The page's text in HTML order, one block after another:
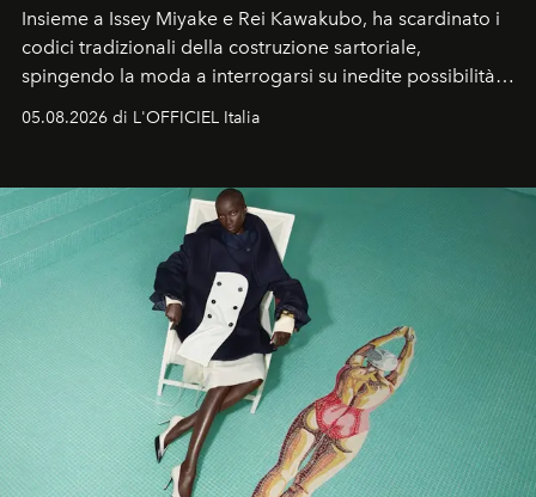
Insieme a Issey Miyake e Rei Kawakubo, ha scardinato i
codici tradizionali della costruzione sartoriale,
spingendo la moda a interrogarsi su inedite possibilità
formali e a ridefinire il concetto stesso di silhouette.
un’impronta indelebile nella storia della moda.
05.08.2026 di L'OFFICIEL Italia